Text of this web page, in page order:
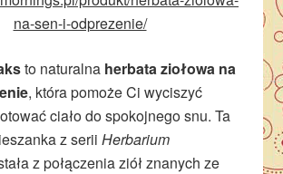
na-sen-i-odprezenie/
to naturalna herbata ziołowa na
, która pomoże Ci wyciszyć
ciało do spokojnego snu. Ta
z seriiHerbarium
z połączenia ziół znanych ze